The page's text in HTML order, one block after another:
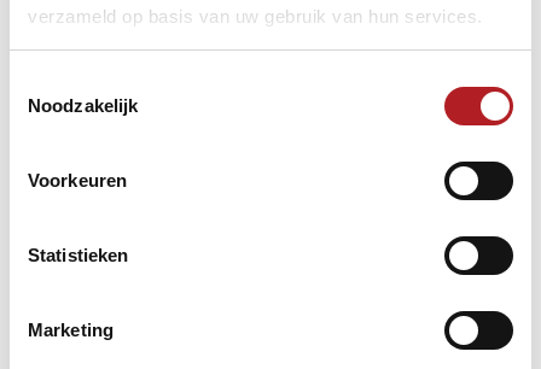
verzameld op basis van uw gebruik van hun services.
Noodzakelijk
Voorkeuren
Statistieken
Marketing
Kortingen voor KNBB-leden
Opleidingen
Het bondsbestuur wordt door de Bondsraad